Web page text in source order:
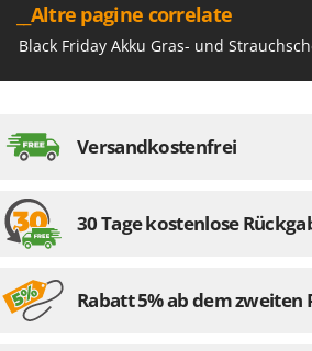
__Altre pagine correlate
Black Friday Akku Gras- und
Versandkostenfrei
30 Tage kostenlose
Rabatt 5% ab dem